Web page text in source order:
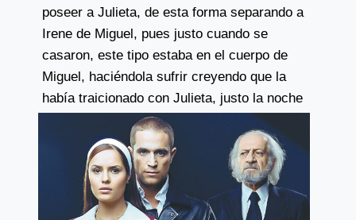
poseer a Julieta, de esta forma separando a
Irene de Miguel, pues justo cuando se
casaron, este tipo estaba en el cuerpo de
Miguel, haciéndola sufrir creyendo que la
había traicionado con Julieta, justo la noche